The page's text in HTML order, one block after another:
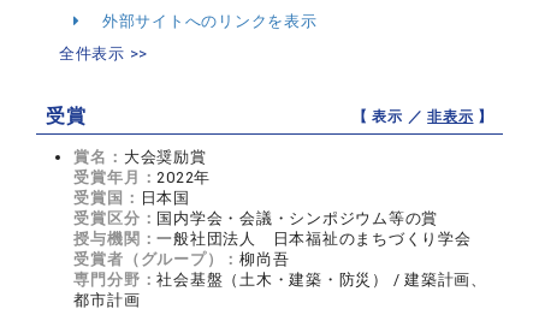
外部サイトへのリンクを表示
全件表示 >>
受賞 【 表示 ／非表示 】
賞名： 大会奨励賞
受賞年月：2022年
受賞国： 日本国
受賞区分： 国内学会・会議・シンポジウム等の賞
授与機関：一般社団法人 日本福祉のまちづくり学会
受賞者（グループ）：柳尚吾
専門分野：社会基盤（土木・建築・防災） / 建築計画、
都市計画